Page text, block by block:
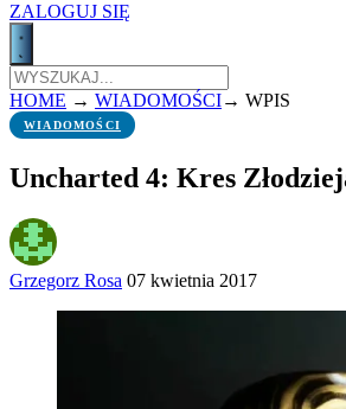
ZALOGUJ SIĘ
HOME → WIADOMOŚCI→ WPIS
WIADOMOŚCI
Uncharted 4: Kres
Grzegorz Rosa 07 kwietnia 2017